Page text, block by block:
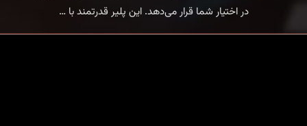
در اختیار شما قرار می‌دهد. این پلیر قدرتمند با…
اکانت